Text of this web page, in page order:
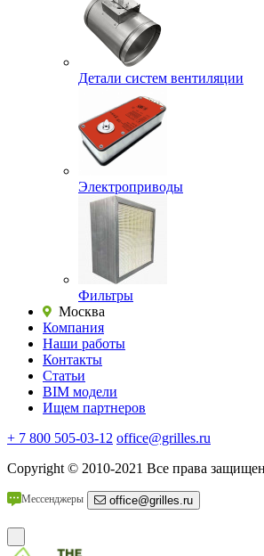
Детали систем вентиляции
Электроприводы
Фильтры
Москва
Компания
Наши работы
Контакты
Статьи
BIM модели
Ищем партнеров
+ 7 800 505-03-12 office@grilles.ru
Copyright © 2010-2021 Все права
Мессенджеры office@grilles.ru